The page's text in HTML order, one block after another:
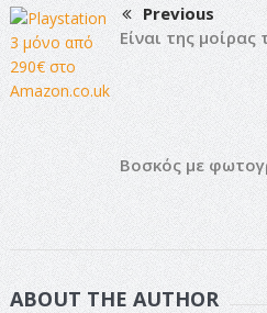
Previous
Είναι της
Βοσκός με
ABOUT THE AUTHOR